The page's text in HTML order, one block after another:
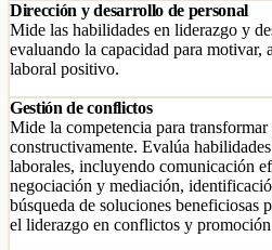
Dirección y desarrollo de personal
Mide las habilidades en liderazgo y
evaluando la capacidad para motivar,
laboral positivo.
Gestión de conflictos
Mide la competencia para
constructivamente. Evalúa
laborales, incluyendo comunicación
negociación y mediación,
búsqueda de soluciones beneficiosas
el liderazgo en conflictos y